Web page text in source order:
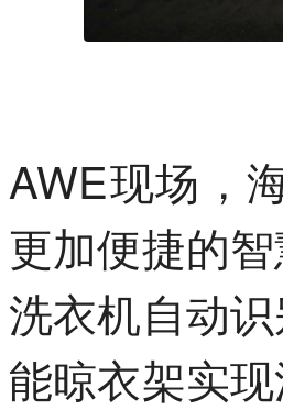
AWE现场，
更加便捷的
洗衣机自动
能晾衣架实